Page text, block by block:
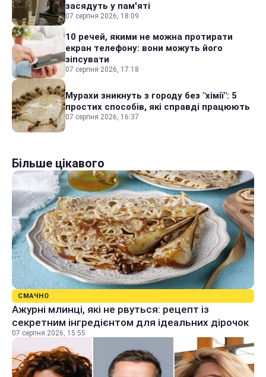
засядуть у пам'яті
07 серпня 2026, 18:09
10 речей, якими не можна протирати
екран телефону: вони можуть його
зіпсувати
07 серпня 2026, 17:18
Мурахи зникнуть з городу без "хімії": 5
простих способів, які справді працюють
07 серпня 2026, 16:37
Більше цікавого
СМАЧНО
Ажурні млинці, які не рвуться: рецепт із
секретним інгредієнтом для ідеальних дірочок
07 серпня 2026, 15:55